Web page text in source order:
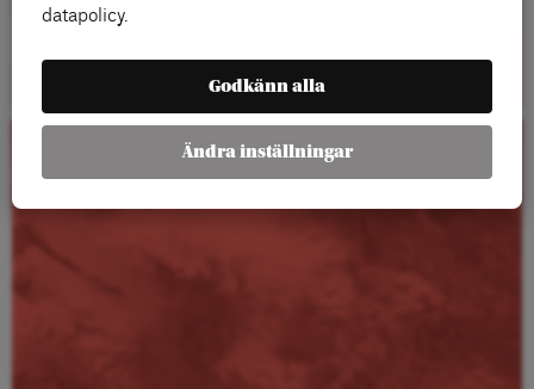
Kalender
datapolicy.
Godkänn alla
Ändra inställningar